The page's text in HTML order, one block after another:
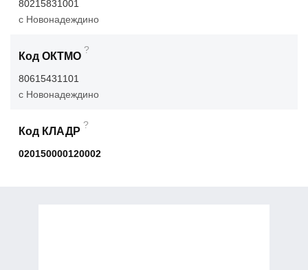
80215831001
с Новонадеждино
Код ОКТМО
?
80615431101
с Новонадеждино
Код КЛАДР
?
020150000120002